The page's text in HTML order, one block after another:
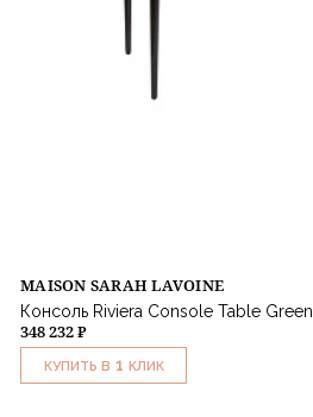
MAISON SARAH LAVOINE
Консоль Riviera Console Table Green
348 232 ₽
КУПИТЬ В 1 КЛИК